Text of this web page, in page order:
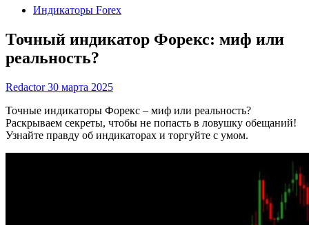
Индикаторы Forex
Точный индикатор Форекс: миф или
реальность?
Redactor30 марта 2025
Точные индикаторы Форекс – миф или реальность?
Раскрываем секреты, чтобы не попасть в ловушку обещаний!
Узнайте правду об индикаторах и торгуйте с умом.